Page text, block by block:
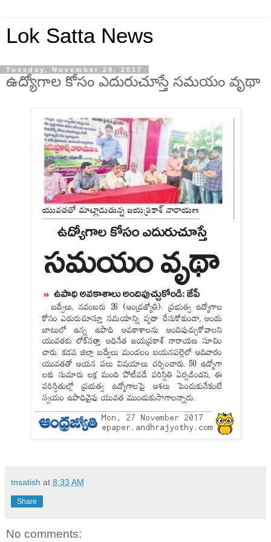
Lok Satta News
Tuesday, November 28, 2017
ఉద్యోగాల కోసం ఎదురుచూస్తే సమయం వృథా
tnsatish at 8:33 AM
Share
No comments: